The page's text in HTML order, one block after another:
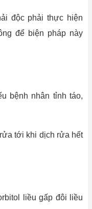
độc phải thực hiện
để biện pháp này
bệnh nhân tỉnh táo,
tới khi dịch rửa hết
liều gấp đôi liều